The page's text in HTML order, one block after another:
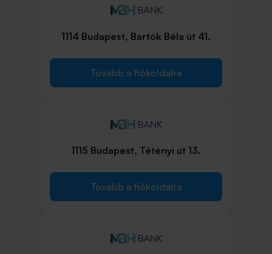
1114 Budapest, Bartók Béla út 41.
Tovább a fiókoldalra
1115 Budapest, Tétényi út 13.
Tovább a fiókoldalra